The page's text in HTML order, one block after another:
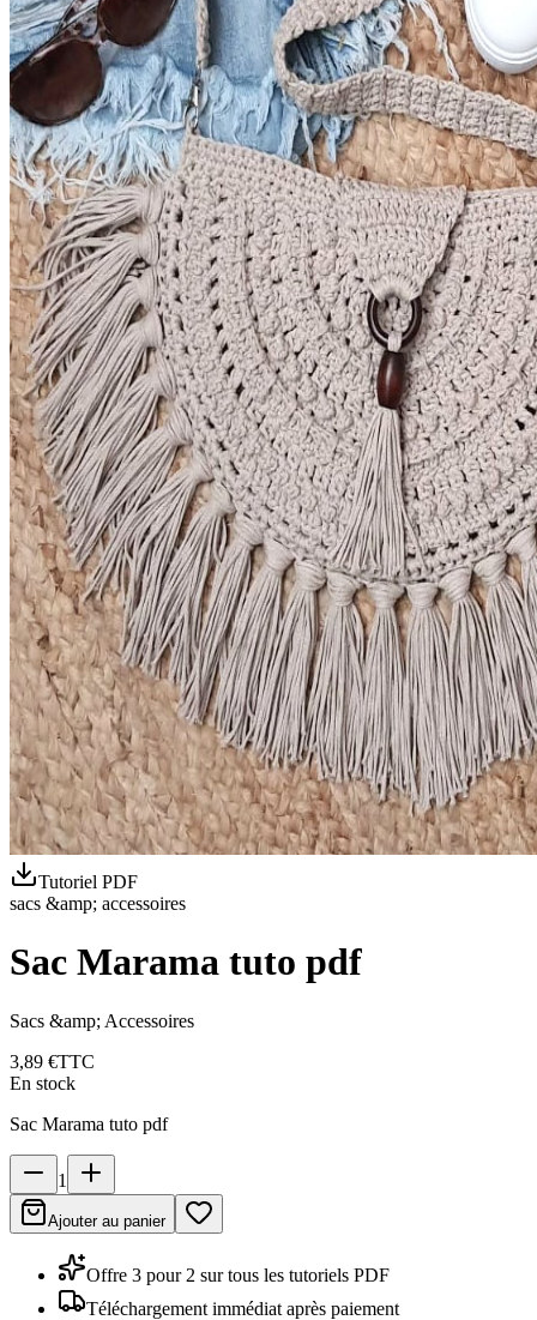
Tutoriel PDF
sacs &amp; accessoires
Sac Marama tuto pdf
Sacs &amp; Accessoires
3,89 €TTC
En stock
Sac Marama tuto pdf
1
Ajouter au panier
Offre 3 pour 2 sur tous les tutoriels PDF
Téléchargement immédiat après paiement